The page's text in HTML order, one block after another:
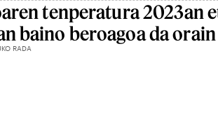
tenperatura 2023an
baino beroagoa da orain
RADA